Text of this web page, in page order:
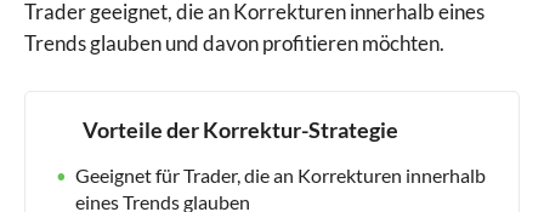
Trader geeignet, die an Korrekturen innerhalb eines
Trends glauben und davon profitieren möchten.
Vorteile der Korrektur-Strategie
Geeignet für Trader, die an Korrekturen innerhalb
eines Trends glauben